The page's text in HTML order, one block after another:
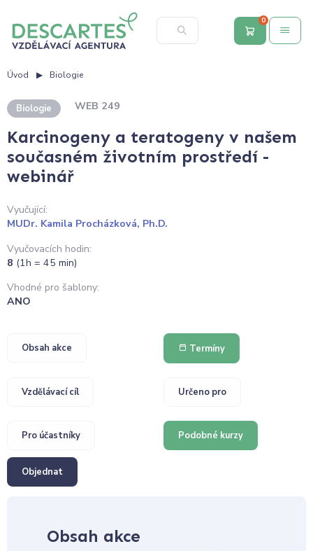
0
Úvod Biologie
Biologie WEB 249
Karcinogeny a teratogeny v našem
současném životním prostředí -
webinář
Vyučující:
MUDr. Kamila Procházková, Ph.D.
Vyučovacích hodin:
8 (1h = 45 min)
Vhodné pro šablony:
ANO
Obsah akce Termíny
Vzdělávací cíl Určeno pro
Pro účastníky Podobné kurzy
Objednat
Obsah akce